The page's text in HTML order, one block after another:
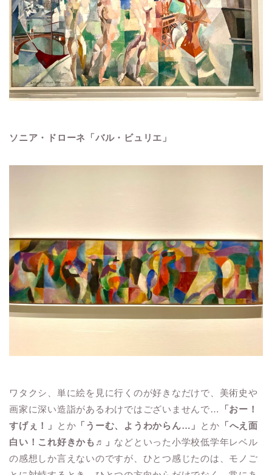
ソニア・ドローネ「バル・ビュリエ」
ワタクシ、単に絵を見に行くのが好きなだけで、美術史や
画家に深い造詣があるわけではございませんで…
「おー！
すげぇ！」
とか 「うーむ、ようわからん…」 とか 「へえ面
白い！これ好きかも♬」 などといった小学校低学年レベル
の感想しか言えないのですが、ひとつ感じたのは、モノご